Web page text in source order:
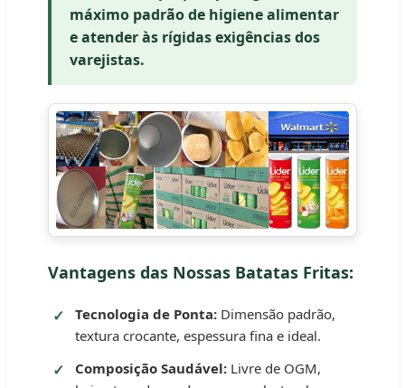
máximo padrão de higiene alimentar
e atender às rígidas exigências dos
varejistas.
Vantagens das Nossas Batatas Fritas:
Tecnologia de Ponta: Dimensão padrão,
textura crocante, espessura fina e ideal.
Composição Saudável: Livre de OGM,